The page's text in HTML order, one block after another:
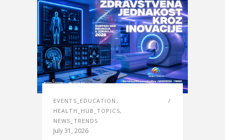
EVENTS_EDUCATION ,
HEALTH_HUB_TOPICS,
NEWS_TRENDS
July 31, 2026